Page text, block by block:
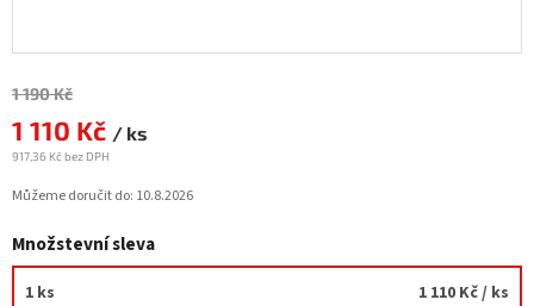
1 190 Kč
1 110 Kč / ks
917,36 Kč bez DPH
Měrná
Můžeme doručit do: 10.8.2026
Množstevní sleva
1 ks 1 110 Kč/ ks